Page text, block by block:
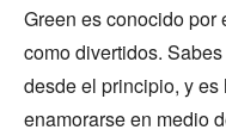
Green es conocido por
como divertidos.
desde el principio, y
enamorarse en medio